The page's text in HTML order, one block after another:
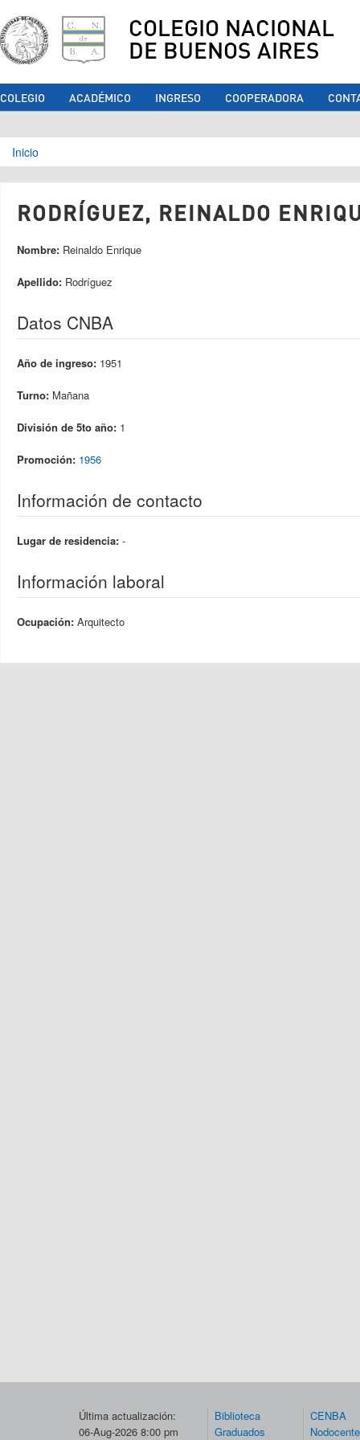
COLEGIO NACIONAL
DE BUENOS AIRES
COLEGIO ACADÉMICO INGRESO COOPERADORA
Se encuentra usted aquí
Inicio
RODRÍGUEZ, REINALDO
Nombre: Reinaldo Enrique
Apellido: Rodríguez
Datos CNBA
Año de ingreso: 1951
Turno: Mañana
División de 5to año: 1
Promoción: 1956
Información de contacto
Lugar de residencia: -
Información laboral
Ocupación: Arquitecto
Última actualización:
06-Aug-2026 8:00 pm
Biblioteca
Graduados
CENBA